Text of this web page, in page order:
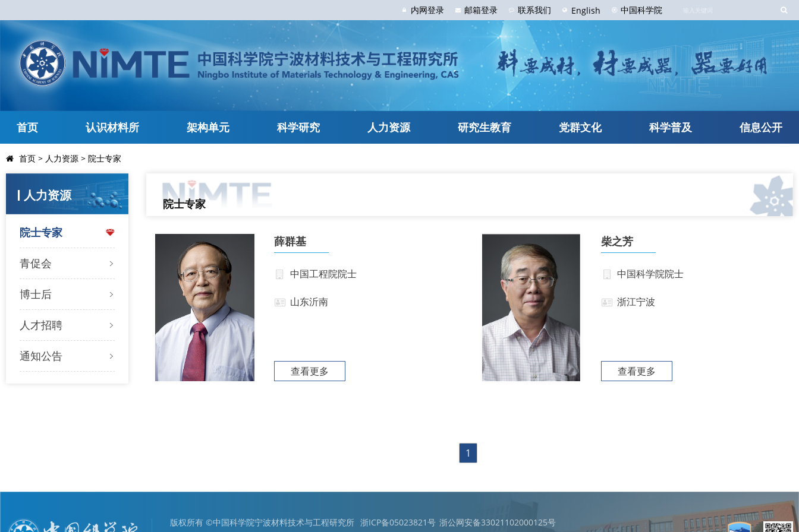
内网登录 邮箱登录 联系我们 English 中国科学院
首页 认识材料所 架构单元 科学研究 人力资源 研究生教育 党群文化 科学普及 信息公开
首页 > 人力资源 > 院士专家
人力资源
院士专家
青促会
博士后
人才招聘
通知公告
院士专家
薛群基
中国工程院院士
山东沂南
查看更多
柴之芳
中国科学院院士
浙江宁波
查看更多
1
版权所有 ©中国科学院宁波材料技术与工程研究所 浙ICP备05023821号 浙公网安备33021102000125号